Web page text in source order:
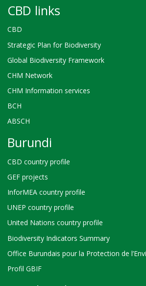
CBD links
CBD
Strategic Plan for Biodiversity
Global Biodiversity Framework
CHM Network
CHM Information services
BCH
ABSCH
Burundi
CBD country profile
GEF projects
InforMEA country profile
UNEP country profile
United Nations country profile
Biodiversity Indicators Summary
Office Burundais pour la Protection de
Profil GBIF